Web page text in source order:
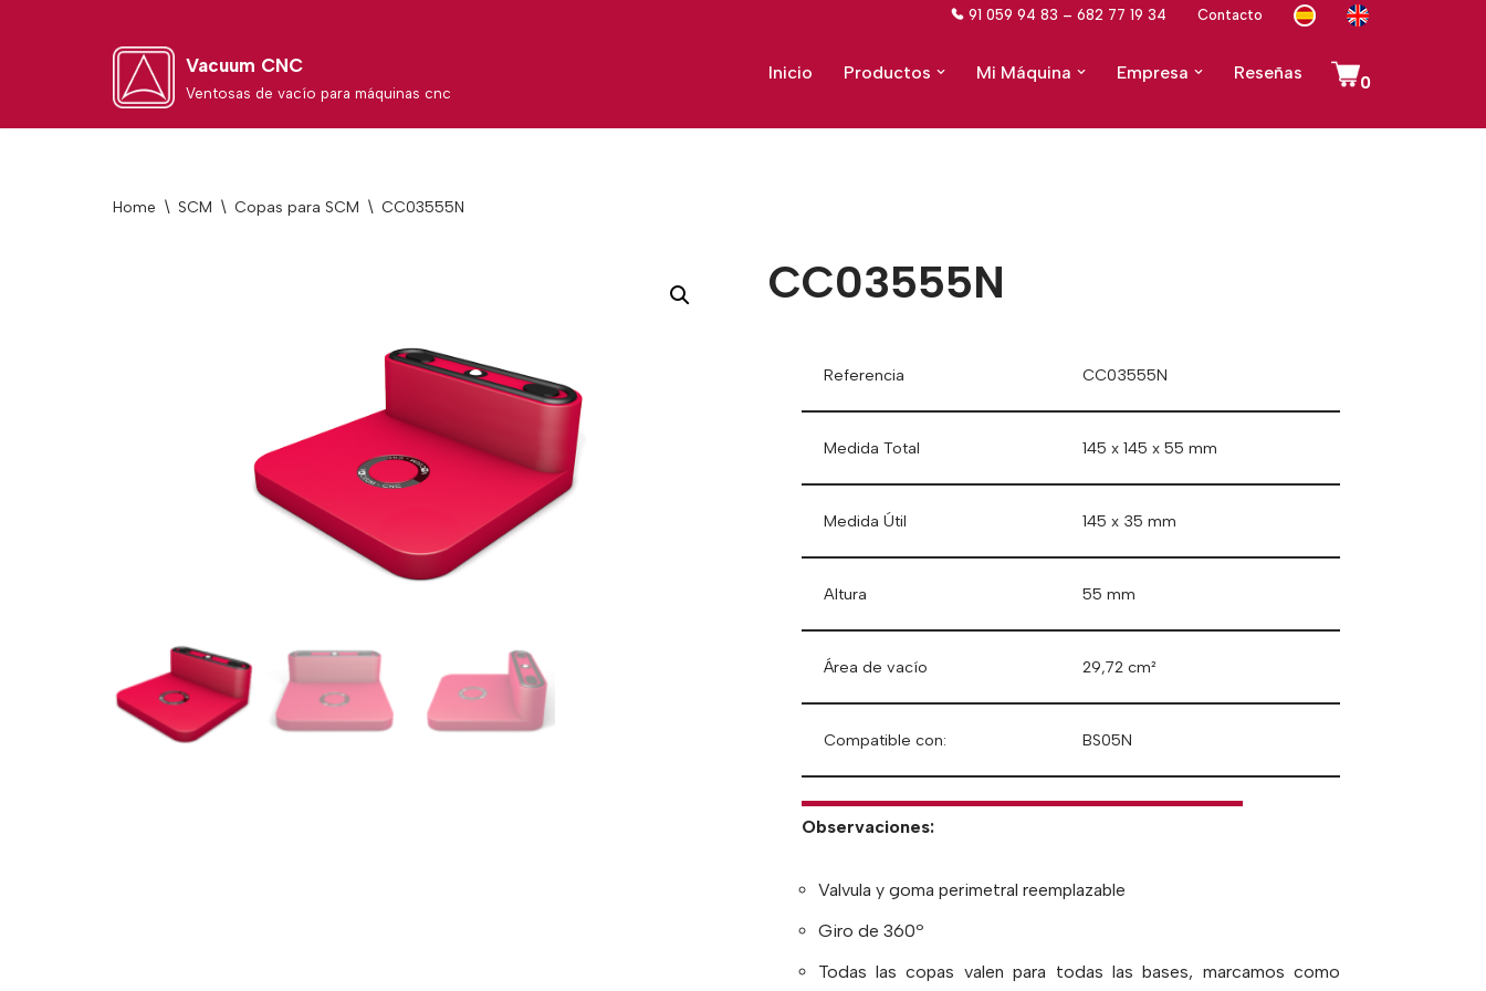
91 059 94 83 – 682 77 19 34 Contacto
Vacuum CNC
Ventosas de vacío para máquinas cnc
Inicio Productos Mi Máquina Empresa Reseñas 0
Home \ SCM \ Copas para SCM \ CC03555N
CC03555N
Referencia CC03555N
Medida Total 145 x 145 x 55 mm
Medida Útil 145 x 35 mm
Altura 55 mm
Área de vacío 29,72 cm²
Compatible con: BS05N
Observaciones:
Valvula y goma perimetral reemplazable
Giro de 360º
Todas las copas valen para todas las bases, marcamos como